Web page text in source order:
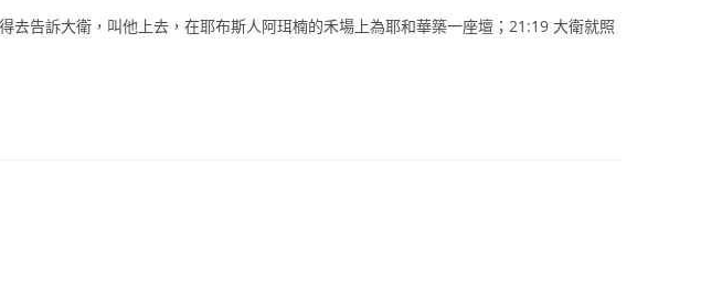
告訴大衛，叫他上去，在耶布斯人阿珥楠的禾場上為耶和華築一座壇；21:19 大衛就照